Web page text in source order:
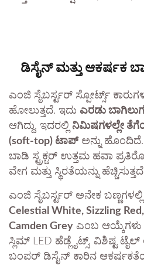
ಡಿಸೈನ್ ಮತ್ತು ಆಕರ್ಷಕ
ಎಂಜಿ ಸೈಬರ್ಸ್ಟರ್ ಸ್ಪೋರ್ಟ್ಸ್
ಹೋಲುತ್ತದೆ. ಇದು ಎರಡು
ಆಗಿದ್ದು, ಇದರಲ್ಲಿ ನಿಮಿಷಗಳಲ್ಲೇ
(soft-top) ಟಾಪ್ಅನ್ನು
ಬಾಡಿ ಸ್ಟ್ರಕ್ಚರ್ ಉತ್ತಮ ಹವಾ
ವೇಗ ಮತ್ತು ಸ್ಥಿರತೆಯನ್ನು
ಎಂಜಿ ಸೈಬರ್ಸ್ಟರ್ ಅನೇಕ
Celestial White, Sizzling
Camden Grey ಎಂಬ ಆಯ್ಕೆಗಳು
ಸ್ಲಿಮ್ LED ಹೆಡ್ಲೈಟ್ಸ್, ವಿಶಿಷ್ಟ ಟೈಲ್
ಬಂಪರ್ ಡಿಸೈನ್ ಕಾರಿನ